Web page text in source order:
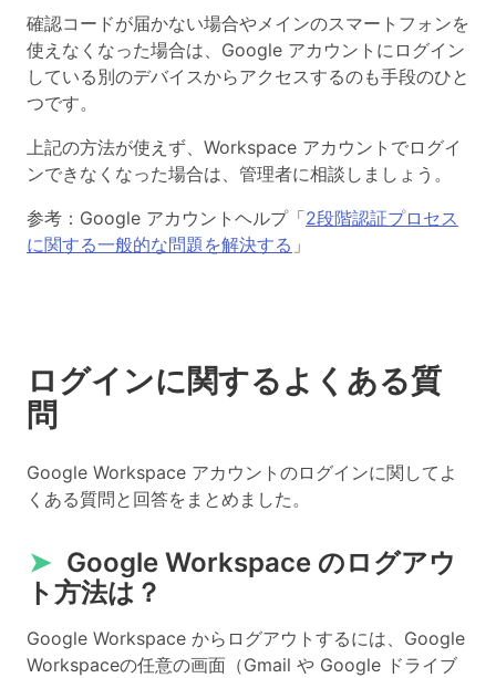
確認コードが届かない場合やメインのスマートフォンを
使えなくなった場合は、Google アカウントにログイン
している別のデバイスからアクセスするのも手段のひと
つです。
上記の方法が使えず、Workspace アカウントでログイ
ンできなくなった場合は、管理者に相談しましょう。
参考：Google アカウントヘルプ「2段階認証プロセス
に関する一般的な問題を解決する 」
ログインに関するよくある質
問
Google Workspace アカウントのログインに関してよ
くある質問と回答をまとめました。
➤ Google Workspace のログアウ
ト方法は？
Google Workspace からログアウトするには、Google
Workspaceの任意の画面（Gmail や Google ドライブ